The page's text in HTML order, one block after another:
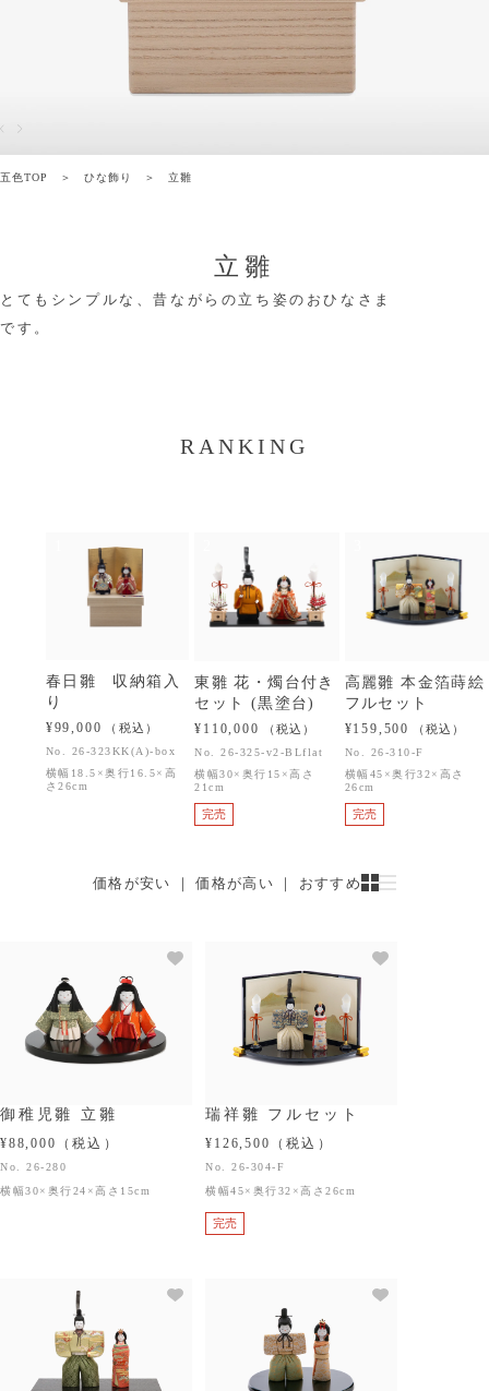
五色TOP ひな飾り 立雛
立雛
とてもシンプルな、昔ながらの立ち姿のおひなさま
です。
RANKING
春日雛 収納箱入
り
¥99,000 （税込）
No. 26-323KK(A)-box
横幅18.5×奥行16.5×高
さ26cm
東雛 花・燭台付き
セット (黒塗台)
¥110,000 （税込）
No.26-325-v2-BLflat
横幅30×奥行15×高さ
21cm
完売
高麗雛 本金箔蒔絵
フルセット
¥159,500 （税込）
No. 26-310-F
横幅45×奥行32×高さ
26cm
完売
価格が安い ｜ 価格が高い ｜ おすすめ
御稚児雛 立雛
¥88,000 （税込）
No. 26-280
横幅30×奥行24×高さ15cm
完売
瑞祥雛 フルセット
¥126,500 （税込）
No. 26-304-F
横幅45×奥行32×高さ26cm